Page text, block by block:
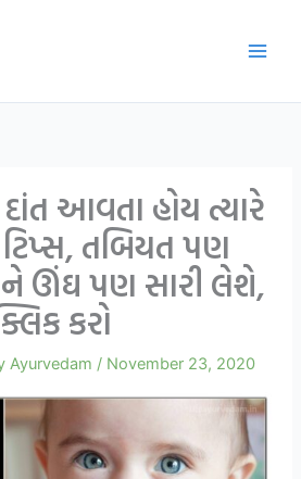
આવતા હોય ત્યારે
તબિયત પણ
ઊંઘ પણ સારી લેશે,
કરો
Ayurvedam / November 23, 2020